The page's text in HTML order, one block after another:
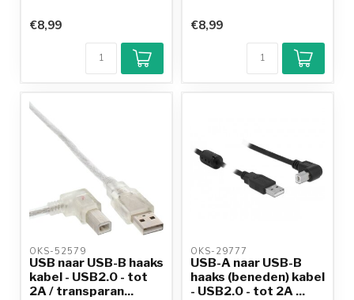
€8,99 €8,99
OKS-52579
USB naar USB-B haaks
kabel - USB2.0 - tot
2A / transparan...
OKS-29777
USB-A naar USB-B
haaks (beneden) kabel
- USB2.0 - tot 2A ...